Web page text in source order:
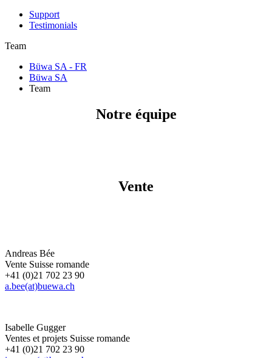
Support
Testimonials
Team
Büwa SA - FR
Büwa SA
Team
Notre équipe
Vente
Andreas Bée
Vente Suisse romande
+41 (0)21 702 23 90
a.bee(at)buewa.ch
Isabelle Gugger
Ventes et projets Suisse romande
+41 (0)21 702 23 90